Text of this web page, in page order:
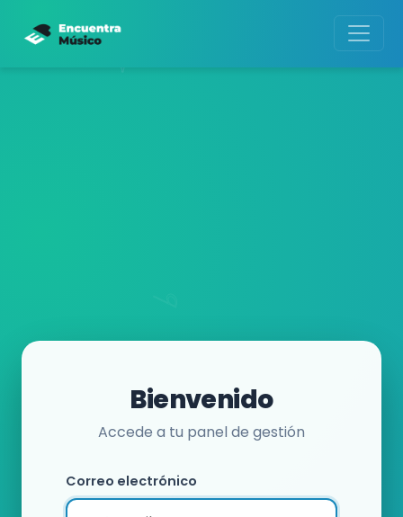
Bienvenido
Accede a tu panel de gestión
Correo electrónico